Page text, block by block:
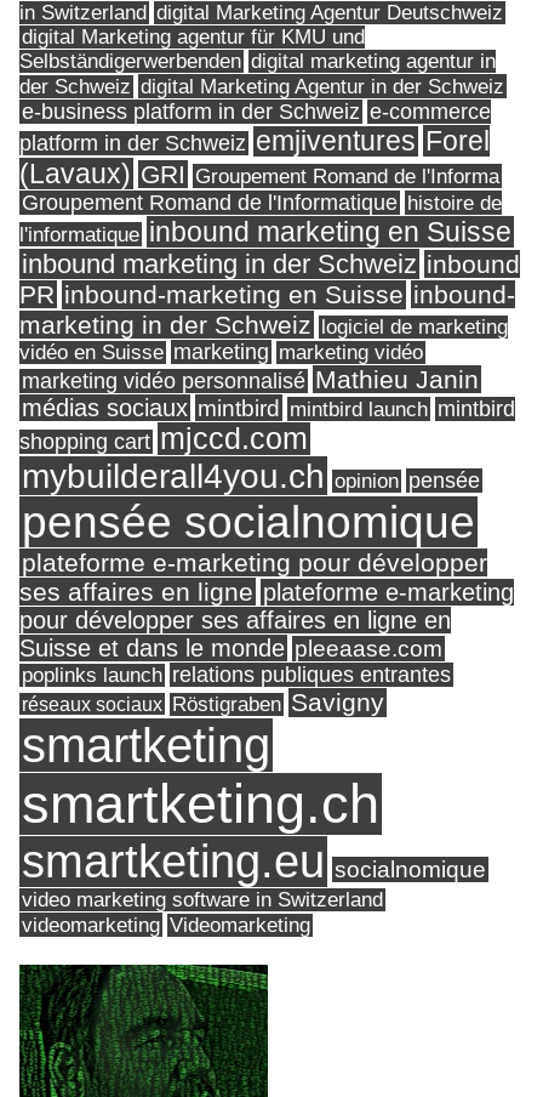
in Switzerland digital Marketing Agentur Deutschweiz
digital Marketing agentur für KMU und
Selbständigerwerbenden digital marketing agentur in
der Schweiz digital Marketing Agentur in der Schweiz
e-business platform in der Schweiz e-commerce
platform in der Schweiz emjiventures Forel
(Lavaux) GRI Groupement Romand de l'Informa
Groupement Romand de l'Informatique histoire de
l'informatique inbound marketing en Suisse
inbound marketing in der Schweiz inbound
PR inbound-marketing en Suisse inbound-
marketing in der Schweiz logiciel de marketing
vidéo en Suisse marketing marketing vidéo
marketing vidéo personnalisé Mathieu Janin
médias sociaux mintbird mintbird launch mintbird
shopping cart mjccd.com
mybuilderall4you.ch opinion pensée
pensée socialnomique
plateforme e-marketing pour développer
ses affaires en ligne plateforme e-marketing
pour développer ses affaires en ligne en
Suisse et dans le monde pleeaase.com
poplinks launch relations publiques entrantes
réseaux sociaux Röstigraben Savigny
smartketing
smartketing.ch
smartketing.eu socialnomique
video marketing software in Switzerland
videomarketing Videomarketing